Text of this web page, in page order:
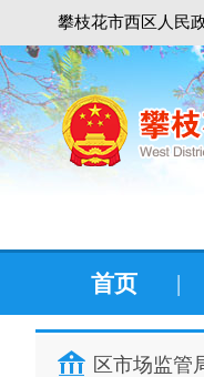
攀枝花市西区人民
首页 |
区市场监管